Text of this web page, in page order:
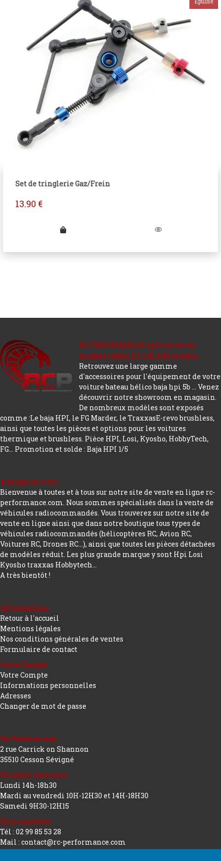
Set de tringlerie Gaz/Frein
13.90 €
RC PERFORMANCE spécialiste du
modèle réduit 1/5, 1/8, 1/10 et autre.
Retrouvez une large gamme
d'accessoires pour l'équipement de votre
voiture bateau hélico baja hpi 5b ... Venez
découvrir notre showroom en magasin.
De nombreux modèles sont exposés
comme :Le baja HPI, le FG Marder, le TraxxasE-revo brushless,
ainsi que toutes les pièces et options pour les voitures
thermique et brushless. Pièce HPI, Losi, Kyosho, HobbyTech,
FG... Promotion et solde : Baja HPI 1/5
A propos de nous
Bienvenue à toutes et à tous sur notre site de vente en ligne rc-
performance.com. Nous sommes spécialisés dans la vente de
véhicules radiocommandés. Vous trouverez sur notre site de
vente en ligne ainsi que dans notre boutique tous types de
véhicules radiocommandés (hélicoptères RC, Avion RC,
Voitures RC, Drones RC…), ainsi que toutes les pièces détachées
de modèles réduit. Les plus grande marque y sont Hpi Losi
Kyosho traxxas Hobbytech...
A très bientôt !
Informations
Retour à l'accueil
Mentions légales
Nos conditions générales de ventes
Formulaire de contact
Votre Compte
Votre Compte
Informations personnelles
Adresses
Changer de mot de passe
Rc Performance
2 rue Carrick on Shannon
35510 Cesson Sévigné
Horaires ouverture :
Lundi 14h-18h30
Mardi au vendredi 10H-12H30 et 14H-18H30
Samedi 9H30-12H15
Nous contacter
Tél : 02 99 85 53 28
Mail : contact@rc-performance.com